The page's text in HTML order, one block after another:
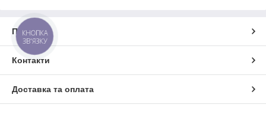
Про нас
Контакти
Доставка та оплата
КНОПКА
ЗВ'ЯЗКУ